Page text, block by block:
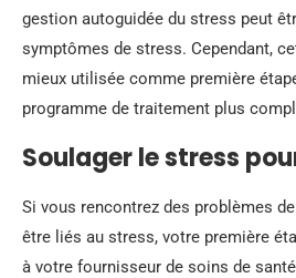
gestion autoguidée du stress peut
symptômes de stress. Cependant,
mieux utilisée comme première
programme de traitement plus
Soulager le stress
Si vous rencontrez des problèmes
être liés au stress, votre première
à votre fournisseur de soins de